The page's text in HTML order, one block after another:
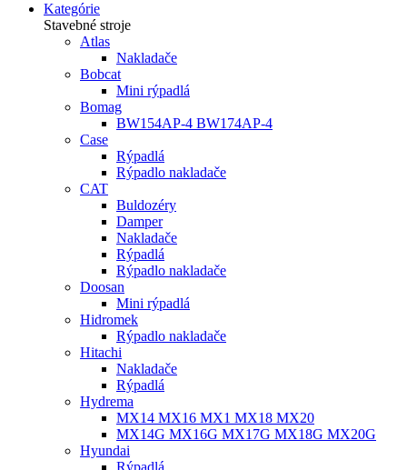
Kategórie
Stavebné stroje
Atlas
Nakladače
Bobcat
Mini rýpadlá
Bomag
BW154AP-4 BW174AP-4
Case
Rýpadlá
Rýpadlo nakladače
CAT
Buldozéry
Damper
Nakladače
Rýpadlá
Rýpadlo nakladače
Doosan
Mini rýpadlá
Hidromek
Rýpadlo nakladače
Hitachi
Nakladače
Rýpadlá
Hydrema
MX14 MX16 MX1 MX18 MX20
MX14G MX16G MX17G MX18G MX20G
Hyundai